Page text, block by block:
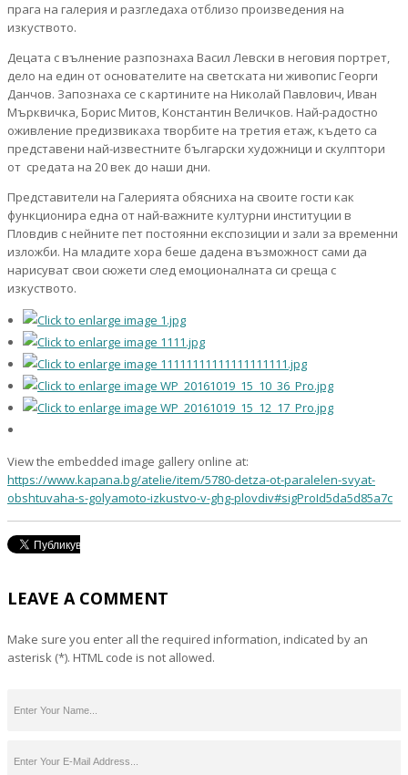
прага на галерия и разгледаха отблизо произведения на
изкуството.
Децата с вълнение разпознаха Васил Левски в неговия портрет,
дело на един от основателите на светската ни живопис Георги
Данчов. Запознаха се с картините на Николай Павлович, Иван
Мърквичка, Борис Митов, Константин Величков. Най-радостно
оживление предизвикаха творбите на третия етаж, където са
представени най-известните български художници и скулптори
от средата на 20 век до наши дни.
Представители на Галерията обясниха на своите гости как
функционира една от най-важните културни институции в
Пловдив с нейните пет постоянни експозиции и зали за временни
изложби. На младите хора беше дадена възможност сами да
нарисуват свои сюжети след емоционалната си среща с
изкуството.
View the embedded image gallery online at:
https://www.kapana.bg/atelie/item/5780-detza-ot-paralelen-svyat-
obshtuvaha-s-golyamoto-izkustvo-v-ghg-plovdiv#sigProId5da5d85a7c
LEAVE A COMMENT
Make sure you enter all the required information, indicated by an
asterisk (*). HTML code is not allowed.